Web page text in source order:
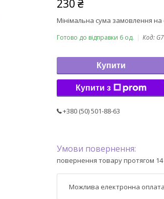
230 ₴
Мінімальна сума замовлення на
Готово до відправки 6 од. Код:
Купити
Купити з
+380 (50) 501-88-63
повернення товару протягом 14